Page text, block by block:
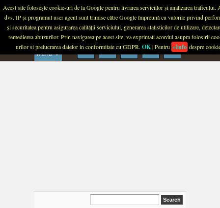
Menu
PLANETA TECH
Menu
Acest site folosește cookie-uri de la Google pentru livrarea serviciilor și analizarea traficului.
dvs. IP și programul user agent sunt trimise către Google împreună cu valorile privind
și securitatea pentru asigurarea calității serviciului, generarea statisticilor de utilizare,
remedierea abuzurilor. Prin navigarea pe acest site, va exprimati acordul asupra folosirii
urilor si prelucrarea datelor in conformitate cu GDPR. OK| Pentru +Info despre